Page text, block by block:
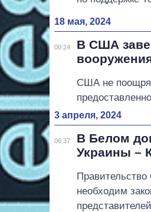
18 мая, 2024
00:24
В США
США не
3 апреля, 2024
06:37
В Белом
Украины –
необходим